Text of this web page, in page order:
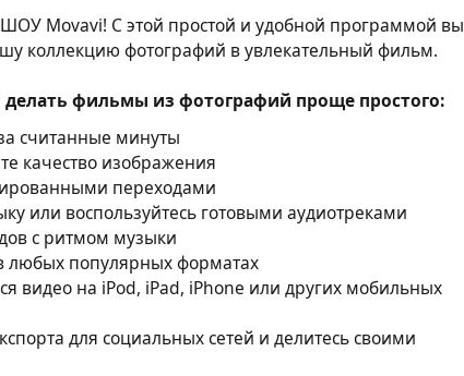
Movavi! С этой простой и удобной программой вы
коллекцию фотографий в увлекательный фильм.
фильмы из фотографий проще простого:
считанные минуты
качество изображения
переходами
или воспользуйтесь готовыми аудиотреками
с ритмом музыки
любых популярных форматах
видео на iPod, iPad, iPhone или других мобильных
для социальных сетей и делитесь своими